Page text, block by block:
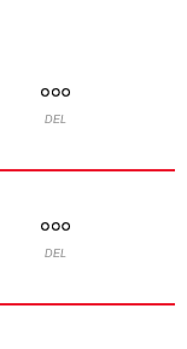
DEL
DEL